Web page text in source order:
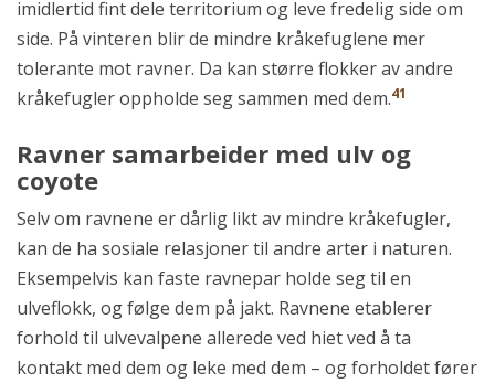
imidlertid fint dele territorium og leve fredelig side om
side. På vinteren blir de mindre kråkefuglene mer
tolerante mot ravner. Da kan større flokker av andre
kråkefugler oppholde seg sammen med dem.41
Ravner samarbeider med ulv og
coyote
Selv om ravnene er dårlig likt av mindre kråkefugler,
kan de ha sosiale relasjoner til andre arter i naturen.
Eksempelvis kan faste ravnepar holde seg til en
ulveflokk, og følge dem på jakt. Ravnene etablerer
forhold til ulvevalpene allerede ved hiet ved å ta
kontakt med dem og leke med dem – og forholdet fører